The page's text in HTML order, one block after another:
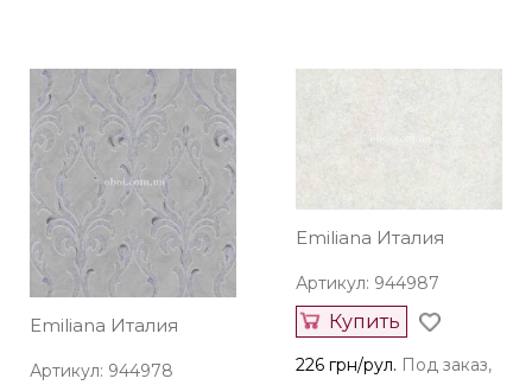
Emiliana Италия
Артикул: 944978
Emiliana Италия
Артикул: 944987
Купить
226 грн/рул. Под заказ,